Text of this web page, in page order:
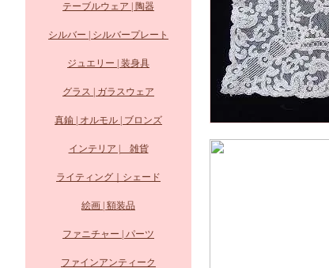
テーブルウェア | 陶器
シルバー | シルバープレート
ジュエリー | 装身具
グラス | ガラスウェア
真鍮 | オルモル | ブロンズ
インテリア | 雑貨
ライティング｜シェード
絵画 | 額装品
ファニチャー | パーツ
ファインアンティーク